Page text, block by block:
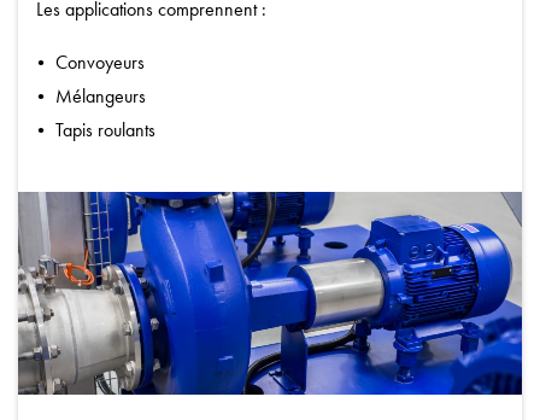
Les applications comprennent :
Convoyeurs
Mélangeurs
Tapis roulants